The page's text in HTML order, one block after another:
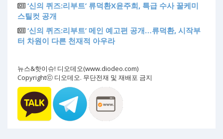
‘신의 퀴즈:리부트’ 류덕환X윤주희, 특급 수사 꿀케미
스틸컷 공개
‘신의 퀴즈:리부트’ 메인 예고편 공개…류덕환, 시작부
터 차원이 다른 천재적 아우라
뉴스&핫이슈! 디오데오(www.diodeo.com)
Copyrightⓒ 디오데오. 무단전재 및 재배포 금지